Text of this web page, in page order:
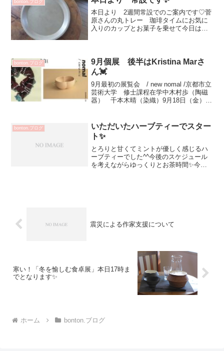
意して元気で暮...
bonton.ブログ
本日より 2週間常設でのご案内です♡菅
原さんの丸トレー 珈琲タイムにお気に
入りのカップとお菓子を乗せて今日は何
お楽しみいただけます節...
bonton.ブログ
9月個展 後半はKristina Marさ
ん💓
9月最初の展覧会 / new nomal /京都市立
芸術大学 修士課程在学中木村歩（陶磁
器） 千本木晴（染織）9月18日（金）～
店されています新しい生活の...
bonton.ブログ
いただいたハーブティーでスター
ト✨
とろりと甘くてミントが優しく感じるハ
ーブティーでした^^今後のスケジュール
を考えながらゆっくりとお茶時間✨今ま
震災による作家支援について
寒い！「冬を愉しむ食卓展」本日17時ま
でとなります✨
ホーム bonton.ブログ